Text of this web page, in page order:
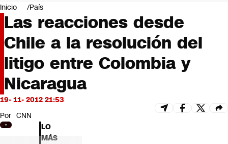
Negocios
Deportes
Programas completos
Cultura
Servicios
Bits
CNN Data
CNN tiempo
Futuro 360
Inicio País
Las reacciones desde
Chile a la resolución del
litigo entre Colombia y
Nicaragua
19- 11- 2012 21:53
Por CNN
LO
MÁS